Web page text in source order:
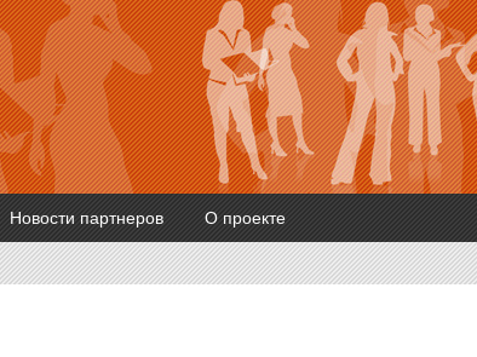
Новости партнеров О проекте